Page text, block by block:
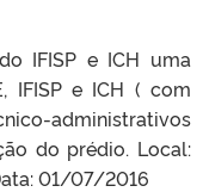
IFISP e ICH uma
IFISP e ICH ( com
administrativos
do prédio. Local:
01/07/2016